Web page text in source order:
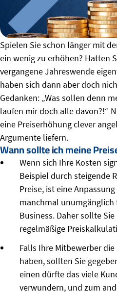
Spielen Sie schon länger mit
ein wenig zu erhöhen? Hatten
vergangene Jahreswende
haben sich dann aber doch
Gedanken: „Was sollen denn
laufen mir doch alle davon?!“
eine Preiserhöhung clever
Argumente liefern.
Wann sollte ich meine
Wenn sich Ihre Kosten
Beispiel durch steigende
Preise, ist eine
manchmal
Business. Daher sollte Sie
regelmäßige
Falls Ihre Mitbewerber
haben, sollten Sie
einen dürfte das viele
verwundern, und zum